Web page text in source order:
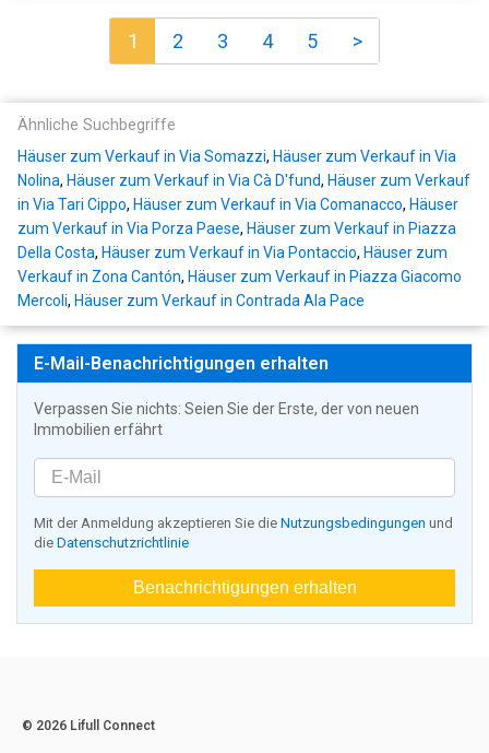
1 2 3 4 5 >
Ähnliche Suchbegriffe
Häuser zum Verkauf in Via Somazzi, Häuser zum Verkauf in Via
Nolina, Häuser zum Verkauf in Via Cà D'fund, Häuser zum Verkauf
in Via Tari Cippo, Häuser zum Verkauf in Via Comanacco, Häuser
zum Verkauf in Via Porza Paese, Häuser zum Verkauf in Piazza
Della Costa, Häuser zum Verkauf in Via Pontaccio, Häuser zum
Verkauf in Zona Cantón, Häuser zum Verkauf in Piazza Giacomo
Mercoli, Häuser zum Verkauf in Contrada Ala Pace
E-Mail-Benachrichtigungen erhalten
Verpassen Sie nichts: Seien Sie der Erste, der von neuen
Immobilien erfährt
Mit der Anmeldung akzeptieren Sie die Nutzungsbedingungen und
die Datenschutzrichtlinie
Benachrichtigungen erhalten
© 2026 Lifull Connect